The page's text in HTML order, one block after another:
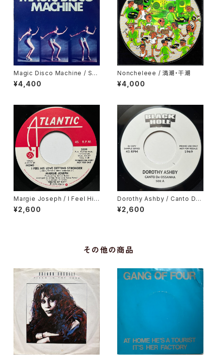
Magic Disco Machine / Scr
atchin'
¥4,400
Noncheleee / 満潮・干潮
¥4,000
Margie Joseph / I Feel His
Love Getting Stronger
¥2,600
Dorothy Ashby / Canto De
Ossanha, Cause I Need It
¥2,600
その他の商品